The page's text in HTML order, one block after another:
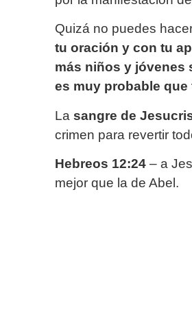
Quizá no puedes
tu oración y con tu
más niños y jóvenes
es muy probable
La sangre de
crimen para revertir
Hebreos 12:24 – a
mejor que la de Abel.